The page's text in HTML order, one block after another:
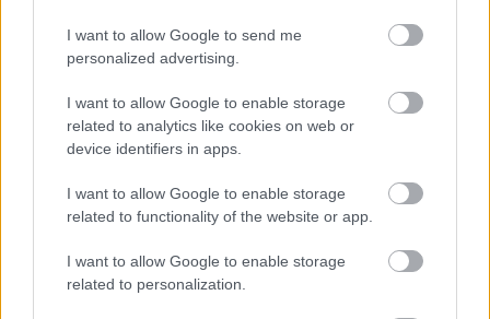
I want to allow Google to send me
personalized advertising.
I want to allow Google to enable storage
related to analytics like cookies on web or
device identifiers in apps.
I want to allow Google to enable storage
related to functionality of the website or app.
I want to allow Google to enable storage
related to personalization.